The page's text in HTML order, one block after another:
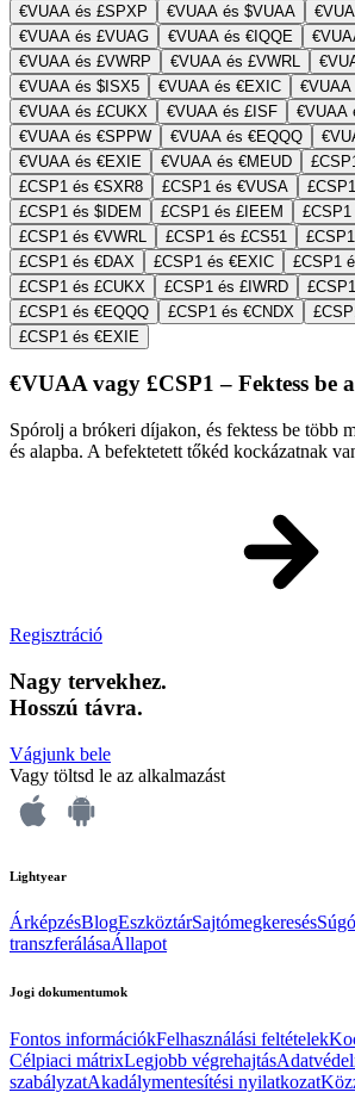
€VUAA és £SPXP €VUAA és $VUAA
€VUAA és £VUAG
€VUAA és €IQQE
€VUAA és £VWRP
€VUAA és £VWRL
€VUAA és $ISX5
€VUAA és €EXIC
€VUAA
€VUAA és £CUKX
€VUAA és £ISF
€VUAA
€VUAA és €SPPW
€VUAA és €EQQQ
€VUAA és €EXIE
€VUAA és €MEUD
£CSP1 és €SXR8
£CSP1 és €VUSA
£CSP1 és $IDEM
£CSP1 és £IEEM
£CSP1 és €VWRL
£CSP1 és £CS51
£CSP1 és €DAX
£CSP1 és €EXIC
£CSP1
£CSP1 és £CUKX
£CSP1 és £IWRD
£CSP1 és €EQQQ
£CSP1 és €CNDX
£CSP1 és €EXIE
€VUAA vagy £CSP1 – Fektess be
Spórolj a brókeri díjakon, és fektess be több
és alapba. A befektetett tőkéd kockázatnak
Regisztráció
Nagy tervekhez.
Hosszú távra.
Vágjunk bele
Vagy töltsd le az alkalmazást
Lightyear
ÁrképzésBlogEszköztárSajtómegkeresés
transzferálásaÁllapot
Jogi dokumentumok
Fontos információkFelhasználási feltételek
Célpiaci mátrixLegjobb végrehajtás
szabályzatAkadálymentesítési nyilatkozat